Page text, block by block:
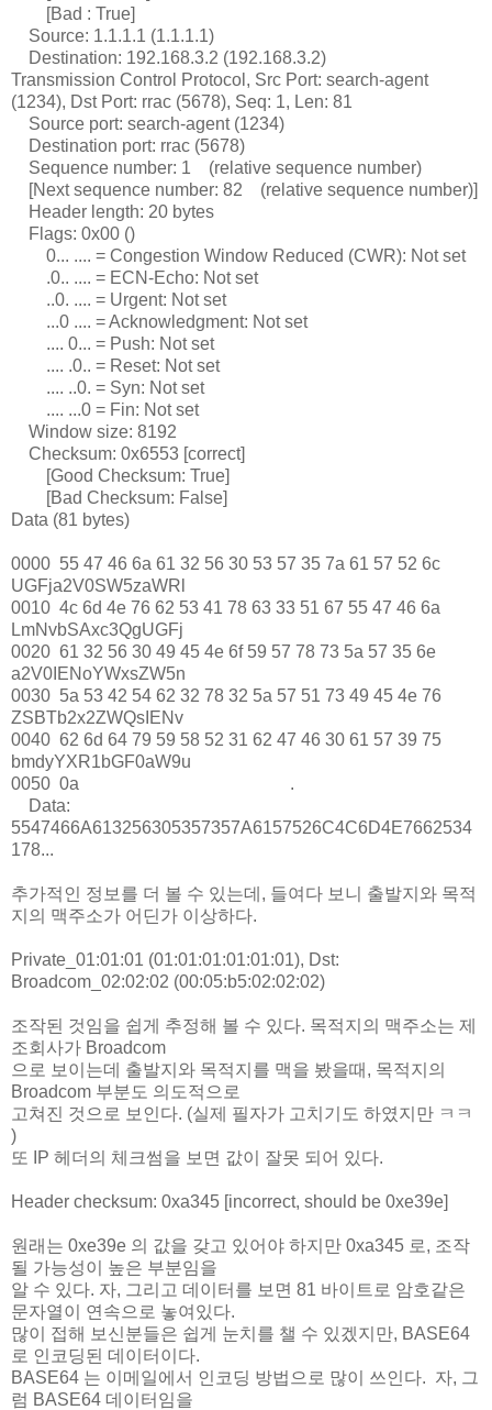
[Bad : True]
Source: 1.1.1.1 (1.1.1.1)
Destination: 192.168.3.2 (192.168.3.2)
Transmission Control Protocol, Src Port: search-agent
(1234), Dst Port: rrac (5678), Seq: 1, Len: 81
Source port: search-agent (1234)
Destination port: rrac (5678)
Sequence number: 1 (relative sequence number)
[Next sequence number: 82 (relative sequence number)]
Header length: 20 bytes
Flags: 0x00 ()
0... .... = Congestion Window Reduced (CWR): Not set
.0.. .... = ECN-Echo: Not set
..0. .... = Urgent: Not set
...0 .... = Acknowledgment: Not set
.... 0... = Push: Not set
.... .0.. = Reset: Not set
.... ..0. = Syn: Not set
.... ...0 = Fin: Not set
Window size: 8192
Checksum: 0x6553 [correct]
[Good Checksum: True]
[Bad Checksum: False]
Data (81 bytes)
0000 55 47 46 6a 61 32 56 30 53 57 35 7a 61 57 52 6c
UGFja2V0SW5zaWRl
0010 4c 6d 4e 76 62 53 41 78 63 33 51 67 55 47 46 6a
LmNvbSAxc3QgUGFj
0020 61 32 56 30 49 45 4e 6f 59 57 78 73 5a 57 35 6e
a2V0IENoYWxsZW5n
0030 5a 53 42 54 62 32 78 32 5a 57 51 73 49 45 4e 76
ZSBTb2x2ZWQsIENv
0040 62 6d 64 79 59 58 52 31 62 47 46 30 61 57 39 75
bmdyYXR1bGF0aW9u
0050 0a .
Data:
5547466A613256305357357A6157526C4C6D4E7662534
178...
추가적인 정보를 더 볼 수 있는데, 들여다 보니 출발지와 목적
지의 맥주소가 어딘가 이상하다.
Private_01:01:01 (01:01:01:01:01:01), Dst:
Broadcom_02:02:02 (00:05:b5:02:02:02)
조작된 것임을 쉽게 추정해 볼 수 있다. 목적지의 맥주소는 제
조회사가 Broadcom
으로 보이는데 출발지와 목적지를 맥을 봤을때, 목적지의
Broadcom 부분도 의도적으로
고쳐진 것으로 보인다. (실제 필자가 고치기도 하였지만 ㅋㅋ
)
또 IP 헤더의 체크썸을 보면 값이 잘못 되어 있다.
Header checksum: 0xa345 [incorrect, should be 0xe39e]
원래는 0xe39e 의 값을 갖고 있어야 하지만 0xa345 로, 조작
될 가능성이 높은 부분임을
알 수 있다. 자, 그리고 데이터를 보면 81 바이트로 암호같은
문자열이 연속으로 놓여있다.
많이 접해 보신분들은 쉽게 눈치를 챌 수 있겠지만, BASE64
로 인코딩된 데이터이다.
BASE64 는 이메일에서 인코딩 방법으로 많이 쓰인다. 자, 그
럼 BASE64 데이터임을